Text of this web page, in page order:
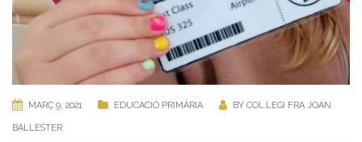
MARÇ 9, 2021 EDUCACIÓ PRIMÀRIA BY COL.LEGI FRA JOAN
BALLESTER